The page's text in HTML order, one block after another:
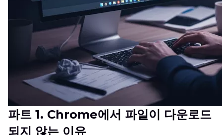
파트 1. Chrome에서 파일이 다운로드
되지 않는 이유